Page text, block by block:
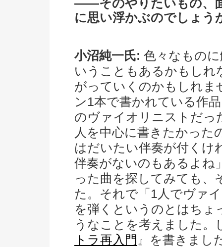
――そのやりたいもの、
に思い浮かぶのでしょう
小沼純一氏: 色々なもの
いうこともあるかもしれ
がっていくのかもしれま
ン1本で書かれている作
のヴァイオリニストだっ
人を中心に書きたかった
はだいたい伴奏が付くけ
伴奏がないのもあるよね
った曲を探してみても、
た。それで「1人でヴァ
を弾くというのとはちょ
うなことを考えました。
トラ再入門 』を書きまし